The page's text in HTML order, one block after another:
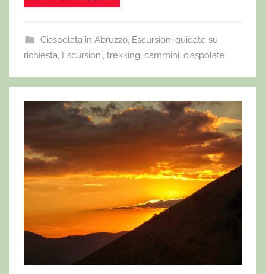
Ciaspolata in Abruzzo, Escursioni guidate su
richiesta, Escursioni, trekking, cammini, ciaspolate